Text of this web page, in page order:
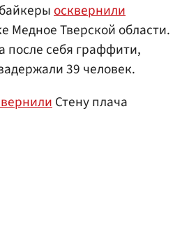
осквернили
Медное Тверской области.
после себя граффити,
39 человек.
Стену плача